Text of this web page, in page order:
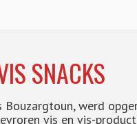
SNACKS
werd
vis en vis-